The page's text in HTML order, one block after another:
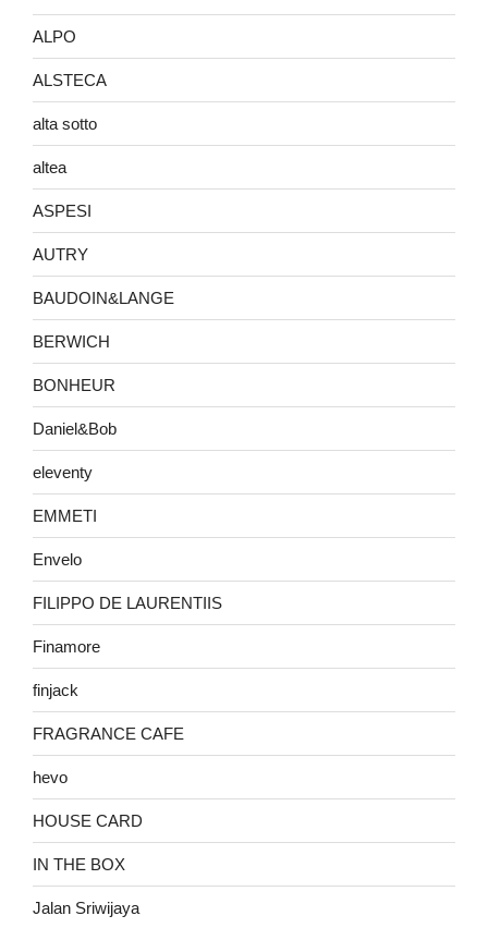
ALPO
ALSTECA
alta sotto
altea
ASPESI
AUTRY
BAUDOIN&LANGE
BERWICH
BONHEUR
Daniel&Bob
eleventy
EMMETI
Envelo
FILIPPO DE LAURENTIIS
Finamore
finjack
FRAGRANCE CAFE
hevo
HOUSE CARD
IN THE BOX
Jalan Sriwijaya